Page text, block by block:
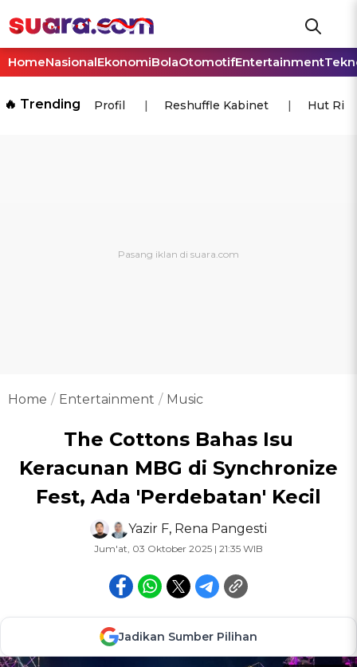
HomeNasionalEkonomiBolaOtomotifEntertainment
🔥 Trending Profil Reshuffle Kabinet Hut Ri
Home Entertainment Music
The Cottons Bahas Isu
Keracunan MBG di Synchronize
Fest, Ada 'Perdebatan' Kecil
Yazir F, Rena Pangesti
Jum'at, 03 Oktober 2025 | 21:35 WIB
Jadikan Sumber Pilihan